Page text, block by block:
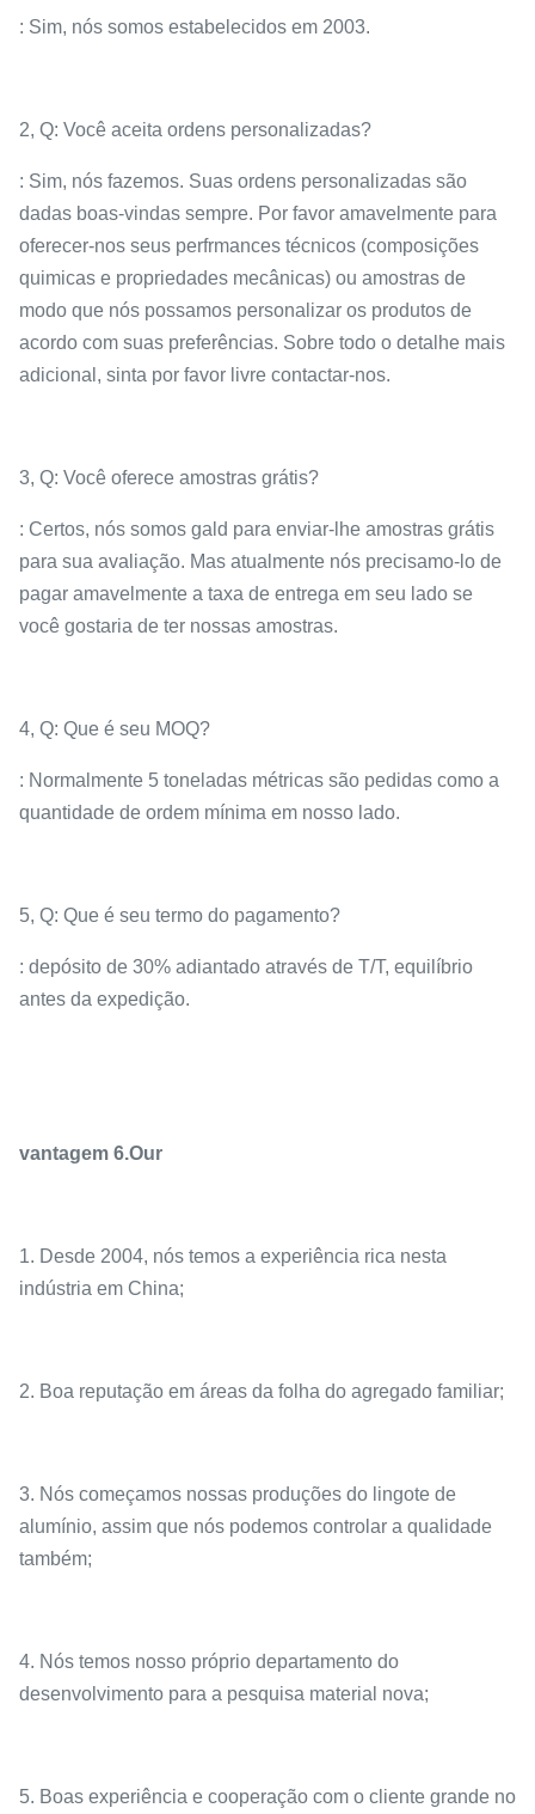
: Sim, nós somos estabelecidos em 2003.
2, Q: Você aceita ordens personalizadas?
: Sim, nós fazemos. Suas ordens personalizadas são
dadas boas-vindas sempre. Por favor amavelmente para
oferecer-nos seus perfrmances técnicos (composições
quimicas e propriedades mecânicas) ou amostras de
modo que nós possamos personalizar os produtos de
acordo com suas preferências. Sobre todo o detalhe mais
adicional, sinta por favor livre contactar-nos.
3, Q: Você oferece amostras grátis?
: Certos, nós somos gald para enviar-lhe amostras grátis
para sua avaliação. Mas atualmente nós precisamo-lo de
pagar amavelmente a taxa de entrega em seu lado se
você gostaria de ter nossas amostras.
4, Q: Que é seu MOQ?
: Normalmente 5 toneladas métricas são pedidas como a
quantidade de ordem mínima em nosso lado.
5, Q: Que é seu termo do pagamento?
: depósito de 30% adiantado através de T/T, equilíbrio
antes da expedição.
vantagem 6.Our
1. Desde 2004, nós temos a experiência rica nesta
indústria em China;
2. Boa reputação em áreas da folha do agregado familiar;
3. Nós começamos nossas produções do lingote de
alumínio, assim que nós podemos controlar a qualidade
também;
4. Nós temos nosso próprio departamento do
desenvolvimento para a pesquisa material nova;
5. Boas experiência e cooperação com o cliente grande no